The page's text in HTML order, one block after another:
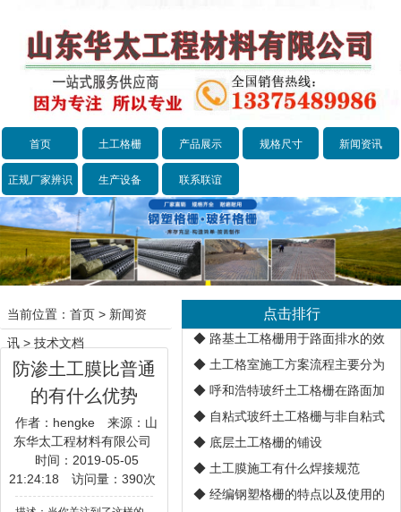
首页 土工格栅 产品展示 规格尺寸 新闻资讯
正规厂家辨识 生产设备 联系联谊
点击排行
◆ 路基土工格栅用于路面排水的效
◆ 土工格室施工方案流程主要分为
◆ 呼和浩特玻纤土工格栅在路面加
◆ 自粘式玻纤土工格栅与非自粘式
◆ 底层土工格栅的铺设
◆ 土工膜施工有什么焊接规范
◆ 经编钢塑格栅的特点以及使用的
当前位置： 首页 > 新闻资
讯 > 技术文档
防渗土工膜比普通
的有什么优势
作者：hengke
来源：山
东华太工程材料有限公司
时间：2019-05-05
21:24:18
访问量： 390次